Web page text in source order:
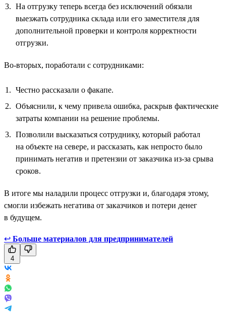
На отгрузку теперь всегда без исключений обязали
выезжать сотрудника склада или его заместителя для
дополнительной проверки и контроля корректности
отгрузки.
Во-вторых, поработали с сотрудниками:
Честно рассказали о факапе.
Объяснили, к чему привела ошибка, раскрыв фактические
затраты компании на решение проблемы.
Позволили высказаться сотруднику, который работал
на объекте на севере, и рассказать, как непросто было
принимать негатив и претензии от заказчика из-за срыва
сроков.
В итоге мы наладили процесс отгрузки и, благодаря этому,
смогли избежать негатива от заказчиков и потери денег
в будущем.
↩ Больше материалов для предпринимателей
4